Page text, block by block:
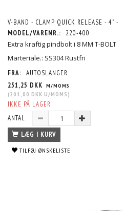
V-BAND - CLAMP QUICK RELEASE - 4" -
MODEL/VARENR.:
220-400
Extra kraftig pindbolt i 8 MM T-BOLT
Marteriale.: SS304 Rustfri
FRA: AUTOSLANGER
251,25 DKK M/MOMS
(201,00 DKK U/MOMS )
IKKE PÅ LAGER
ANTAL
LÆG I KURV
TILFØJ ØNSKELISTE